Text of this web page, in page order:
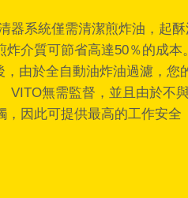
器系統僅需清潔煎炸油，起酥
炸介質可節省高達50％的成本。
，由於全自動油炸油過濾，您
VITO無需監督，並且由於不
，因此可提供最高的工作安全